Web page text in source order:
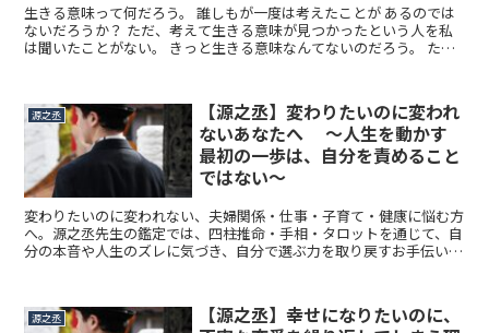
生きる意味って何だろう。 誰しもが一度は考えたことが あるのでは
ないだろうか？ ただ、考えて生きる意味が見つかったという人を私
は聞いたことがない。 きっと生きる意味なんてないのだろう。 ただ
源之丞
【源之丞】変わりたいのに変われ
ないあなたへ ～人生を動かす
最初の一歩は、自分を責めること
ではない～
変わりたいのに変われない、夫婦関係・仕事・子育て・健康に悩む方
へ。源之丞先生の鑑定では、四柱推命・手相・タロットを通じて、自
分の本音や人生のズレに気づき、自分で選ぶ力を取り戻すお手伝いを
源之丞
【源之丞】幸せになりたいのに、